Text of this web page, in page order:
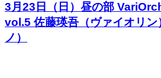
3月23日（日）昼の部
vol.5 佐藤瑛吾（ヴァイオリン
ノ）